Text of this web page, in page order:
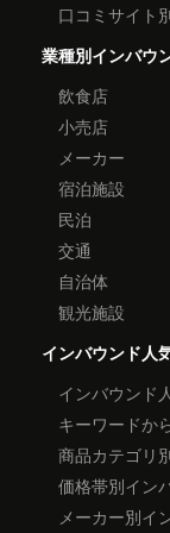
口コミサイト
業種別インバウ
飲食店
小売店
メーカー
宿泊施設
民泊
交通
自治体
観光施設
インバウンド人
インバウンド
キーワードか
商品カテゴリ
価格帯別イン
メーカー別イ